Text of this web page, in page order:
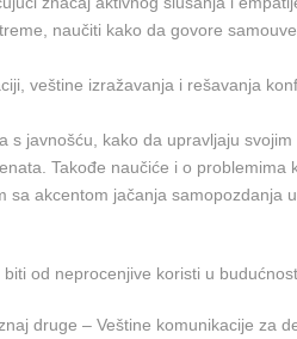
naučiti kako da govore
veštine izražavanja i rešavanja
s javnošću, kako da upravljaju svojim
Takođe naučiće i o problemima
sa akcentom jačanja samopozdanja u
od neprocenjive koristi u
druge – Veštine komunikacije za